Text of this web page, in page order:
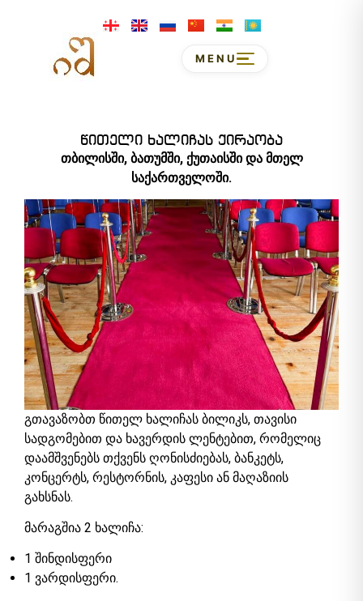
MENU
წითელი ხალიჩას ქირაობა
თბილისში, ბათუმში, ქუთაისში და მთელ
საქართველოში.
გთავაზობთ წითელ ხალიჩას ბილიკს, თავისი
სადგომებით და ხავერდის ლენტებით, რომელიც
დაამშვენებს თქვენს ღონისძიებას, ბანკეტს,
კონცერტს, რესტორნის, კაფესი ან მაღაზიის
გახსნას.
მარაგშია 2 ხალიჩა:
1 შინდისფერი
1 ვარდისფერი.